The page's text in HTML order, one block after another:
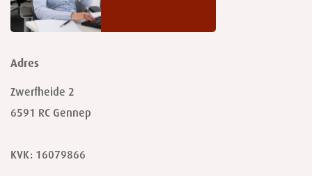
Adres
Zwerfheide 2
6591 RC Gennep
KVK: 16079866